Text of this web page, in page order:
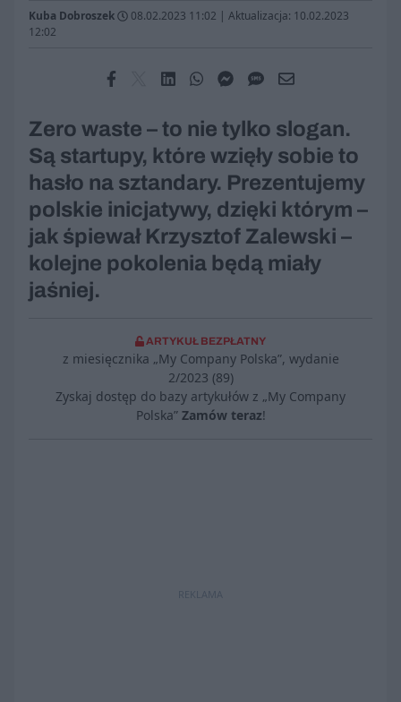
Kuba Dobroszek 08.02.2023 11:02 | Aktualizacja: 10.02.2023
12:02
Zero waste – to nie tylko slogan.
Są startupy, które wzięły sobie to
hasło na sztandary. Prezentujemy
polskie inicjatywy, dzięki którym –
jak śpiewał Krzysztof Zalewski –
kolejne pokolenia będą miały
jaśniej.
ARTYKUŁ BEZPŁATNY
z miesięcznika „My Company Polska”, wydanie
2/2023 (89)
Zyskaj dostęp do bazy artykułów z „My Company
Polska” Zamów teraz!
REKLAMA